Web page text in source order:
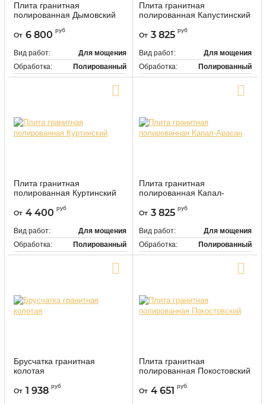
Плита гранитная
полированная Дымовский
448253
От 6 800 руб
Вид работ:
Для мощения
Обработка:
Полированный
Плита гранитная
полированная Капустинский
448251
От 3 825 руб
Вид работ:
Для мощения
Обработка:
Полированный
Плита гранитная
полированная Куртинский
448248
От 4 400 руб
Вид работ:
Для мощения
Обработка:
Полированный
Плита гранитная
полированная Капал-
Артикул: 448247
От 3 825 руб
Вид работ:
Для мощения
Обработка:
Полированный
Брусчатка гранитная
колотая
9324
От 1 938 руб
Плита гранитная
полированная Покостовский
448246
От 4 651 руб